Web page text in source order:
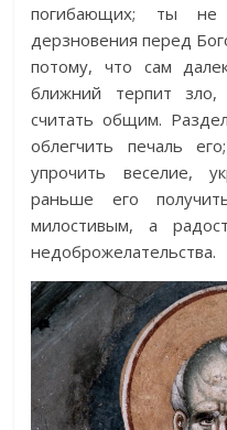
погибающих; ты не
дерзновения перед
потому, что сам
ближний терпит
считать общим.
облегчить печаль
упрочить веселие,
раньше его
милостивым, а
недоброжелательства.